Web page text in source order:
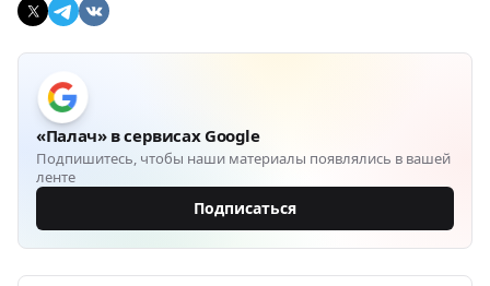
«Палач» в сервисах Google
Подпишитесь, чтобы наши материалы появлялись в вашей
ленте
Подписаться